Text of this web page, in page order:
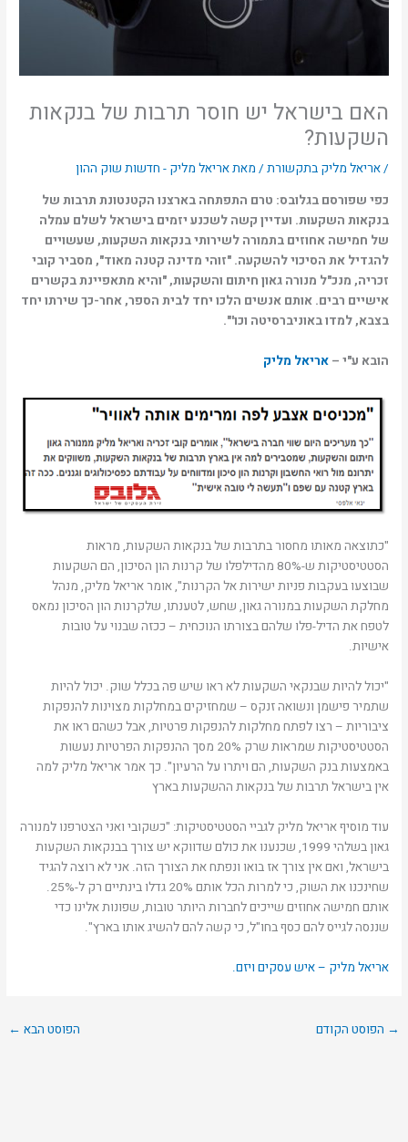
האם בישראל יש חוסר תרבות של בנקאות
השקעות?
/אריאל מליק בתקשורת / מאתאריאל מליק - חדשות שוק ההון
כפי שפורסם בגלובס: טרם התפתחה בארצנו הקטנטונת תרבות של
בנקאות השקעות. ועדיין קשה לשכנע יזמים בישראל לשלם עמלה
של חמישה אחוזים בתמורה לשירותי בנקאות השקעות, שעשויים
להגדיל את הסיכוי להשקעה. "זוהי מדינה קטנה מאוד", מסביר קובי
זכריה, מנכ"ל מנורה גאון חיתום והשקעות, "והיא מתאפיינת בקשרים
אישיים רבים. אותם אנשים הלכו יחד לבית הספר, אחר-כך שירתו יחד
בצבא, למדו באוניברסיטה וכו'".
הובא ע"י –אריאל מליק
"כתוצאה מאותו מחסור בתרבות של בנקאות השקעות, מראות
הסטטיסטיקות ש-80% מהדילפלו של קרנות הון הסיכון, הם השקעות
שבוצעו בעקבות פניות ישירות אל הקרנות", אומר אריאל מליק, מנהל
מחלקת השקעות במנורה גאון, שחש, לטענתו, שלקרנות הון הסיכון נמאס
לטפח את הדיל-פלו שלהם בצורתו הנוכחית – ככזה שבנוי על טובות
אישיות.
"יכול להיות שבנקאי השקעות לא ראו שיש פה בכלל שוק. יכול להיות
שתמיר פישמן ונשואה זנקס – שמחזיקים במחלקות מצוינות להנפקות
ציבוריות – רצו לפתח מחלקות להנפקות פרטיות, אבל כשהם ראו את
הסטטיסטיקות שמראות שרק 20% מסך ההנפקות הפרטיות נעשות
באמצעות בנק השקעות, הם ויתרו על הרעיון". כך אמר אריאל מליק למה
אין בישראל תרבות של בנקאות ההשקעות בארץ
עוד מוסיף אריאל מליק לגביי הסטטיסטיקות: "כשקובי ואני הצטרפנו למנורה
גאון בשלהי 1999, שכנענו את כולם שדווקא יש צורך בבנקאות השקעות
בישראל, ואם אין צורך אז בואו ונפתח את הצורך הזה. אני לא רוצה להגיד
שחינכנו את השוק, כי למרות הכל אותם 20% גדלו בינתיים רק ל-25%.
אותם חמישה אחוזים שייכים לחברות היותר טובות, שפונות אלינו כדי
שננסה לגייס להם כסף בחו"ל, כי קשה להם להשיג אותו בארץ".
אריאל מליק – איש עסקים ויזם.
→ הפוסט הקודם הפוסט הבא ←